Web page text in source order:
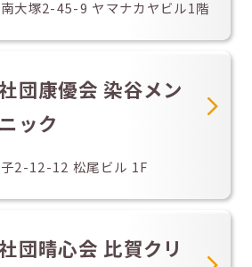
大塚2-45-9 ヤマナカヤビル1階
団康優会 染谷メン
ック
2-12-12 松尾ビル 1F
団晴心会 比賀クリ